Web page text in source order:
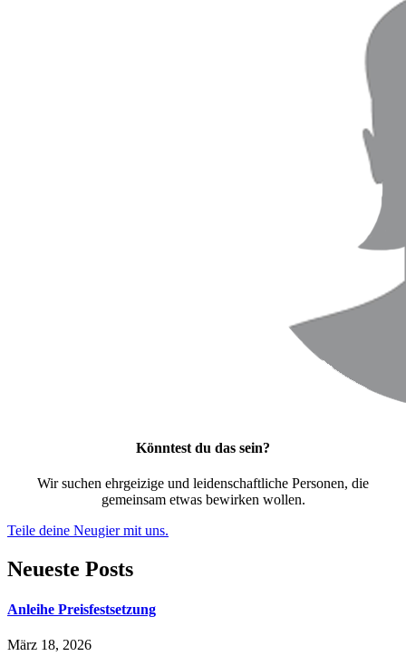
Könntest du das sein?
Wir suchen ehrgeizige und leidenschaftliche Personen, die
gemeinsam etwas bewirken wollen.
Teile deine Neugier mit uns.
Neueste Posts
Anleihe Preisfestsetzung
März 18, 2026